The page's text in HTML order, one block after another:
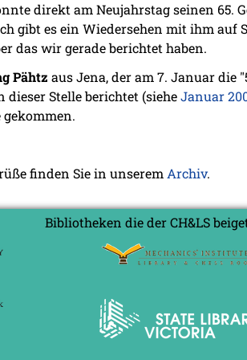
direkt am Neujahrstag seinen 65.
gibt es ein Wiedersehen mit ihm auf
das wir gerade berichtet haben.
Pähtz aus Jena, der am 7. Januar die
Stelle berichtet (sieheJanuar
gekommen.
finden Sie in unseremArchiv.
Bibliotheken die der CH&LS